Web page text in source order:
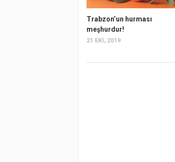
Trabzon’un hurması
meşhurdur!
21 EKI, 2019